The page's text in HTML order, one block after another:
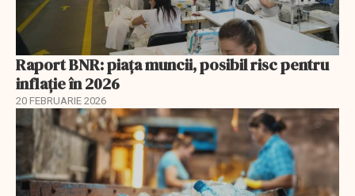
Raport BNR: piața muncii, posibil risc pentru
inflație în 2026
20 FEBRUARIE 2026